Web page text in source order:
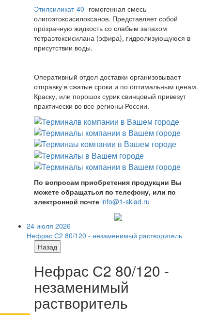
Этилсиликат-40 -гомогенная смесь
олигоэтоксисилоксанов. Представляет собой
прозрачную жидкость со слабым запахом
тетраэтоксисилана (эфира), гидролизующуюся в
присутствии воды.
Оперативный отдел доставки организовывает
отправку в сжатые сроки и по оптимальным ценам.
Краску, или порошок сурик свинцовый привезут
практически во все регионы России.
По вопросам приобретения продукции Вы
можете обращаться по телефону, или по
электронной почте info@1-sklad.ru
24 июля 2026
Нефрас С2 80/120 - незаменимый растворитель
Назад
Нефрас С2 80/120 -
незаменимый
растворитель